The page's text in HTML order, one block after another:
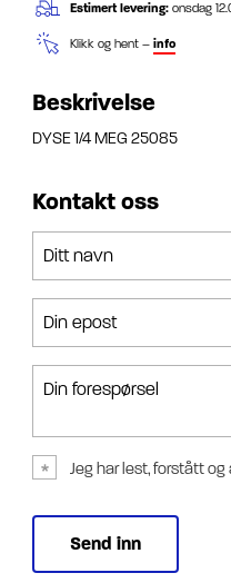
Estimert levering: onsdag
Klikk og hent – info
Beskrivelse
DYSE 1/4 MEG 25085
Kontakt oss
Ditt navn
Din epost
Din forespørsel
Jeg har lest, forstått